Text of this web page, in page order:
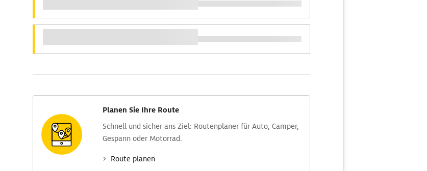
Planen Sie Ihre Route
Schnell und sicher ans Ziel: Routen­planer für Auto, Camper,
Gespann oder Motorrad.
Route planen